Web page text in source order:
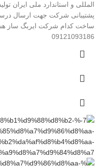
المللی و استاندارد ملی ایران
پشتیبانی شرکت جهت ارسال
ساخت کدام شرکت ایربگ ساز
09121093186